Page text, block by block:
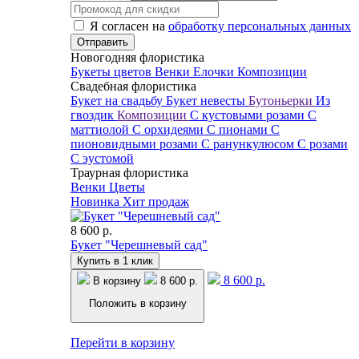
Я согласен на обработку персональных данных
Новогодняя флористика
Букеты цветов Венки Елочки Композиции
Свадебная флористика
Букет на свадьбу Букет невесты Бутоньерки Из
гвоздик Композиции С кустовыми розами С
маттиолой С орхидеями С пионами С
пионовидными розами С ранункулюсом С розами
С эустомой
Траурная флористика
Венки Цветы
Новинка Хит продаж
8 600 р.
Букет "Черешневый сад"
Купить в 1 клик
В корзину
8 600 р.
Положить в корзину
8 600 р.
Перейти в корзину